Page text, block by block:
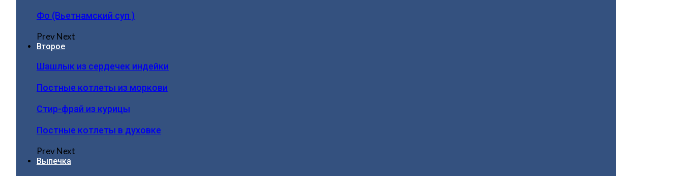
Фо (Вьетнамский суп )
PrevNext
Второе
Шашлык из сердечек индейки
Постные котлеты из моркови
Стир-фрай из курицы
Постные котлеты в духовке
PrevNext
Выпечка